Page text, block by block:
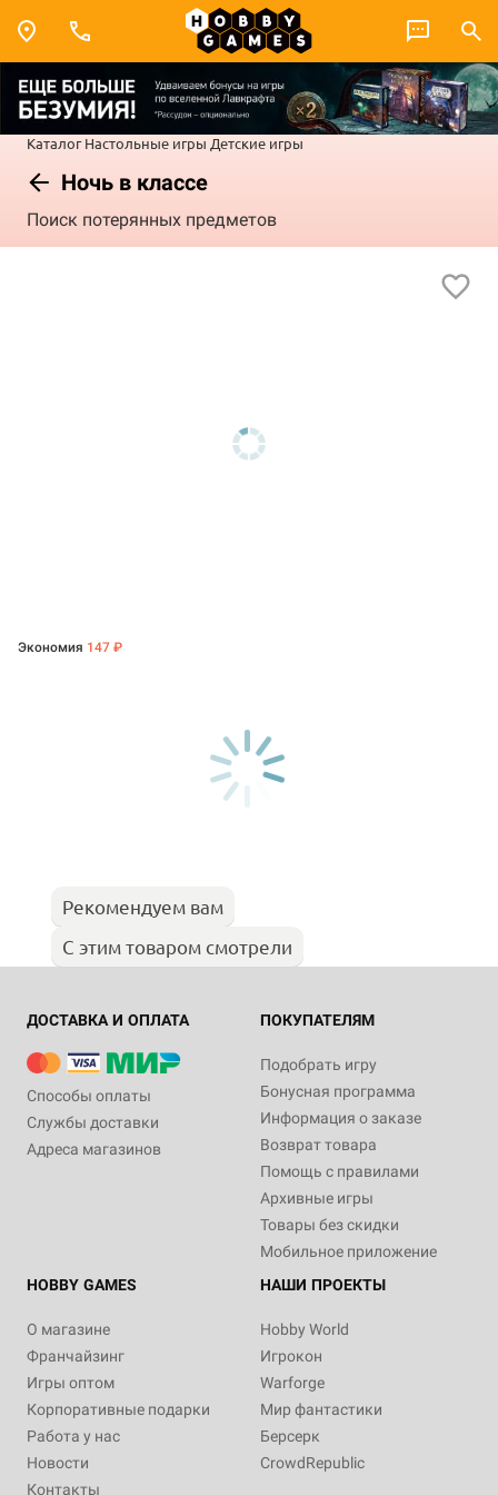
Каталог Настольные игры Детские игры
Ночь в классе
Поиск потерянных предметов
Экономия 147 ₽
Рекомендуем вам
С этим товаром смотрели
ДОСТАВКА И ОПЛАТА
Способы оплаты
Службы доставки
Адреса магазинов
ПОКУПАТЕЛЯМ
Подобрать игру
Бонусная программа
Информация о заказе
Возврат товара
Помощь с правилами
Архивные игры
Товары без скидки
Мобильное приложение
HOBBY GAMES
О магазине
Франчайзинг
Игры оптом
Корпоративные подарки
Работа у нас
Новости
Контакты
НАШИ ПРОЕКТЫ
Hobby World
Игрокон
Warforge
Мир фантастики
Берсерк
CrowdRepublic